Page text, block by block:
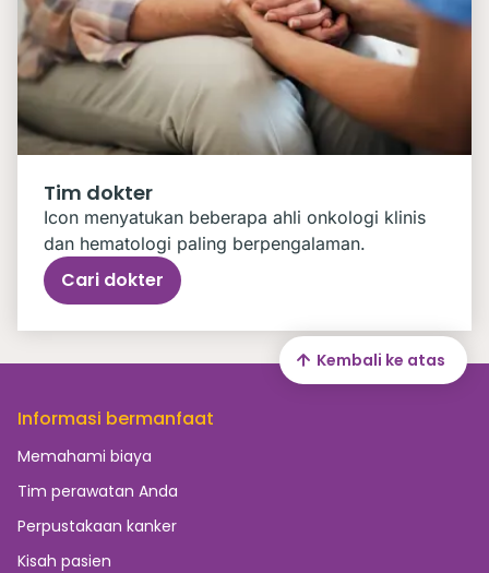
Tim dokter
Icon menyatukan beberapa ahli onkologi klinis
dan hematologi paling berpengalaman.
Cari dokter
Informasi bermanfaat
Memahami biaya
Tim perawatan Anda
Perpustakaan kanker
Kisah pasien
Kembali ke atas